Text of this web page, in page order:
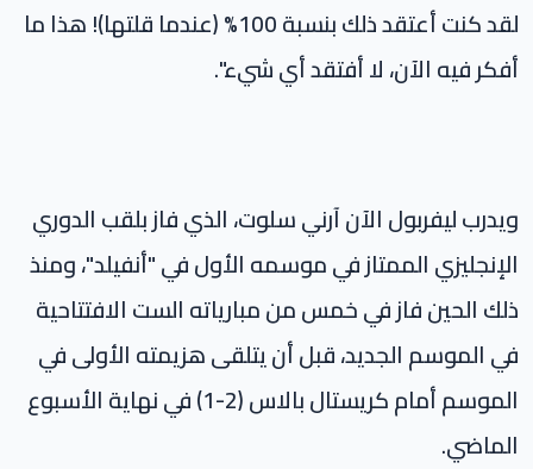
لقد كنت أعتقد ذلك بنسبة 100% (عندما قلتها)! هذا ما
أفكر فيه الآن، لا أفتقد أي شيء".
ويدرب ليفربول الآن آرني سلوت، الذي فاز بلقب الدوري
الإنجليزي الممتاز في موسمه الأول في "أنفيلد"، ومنذ
ذلك الحين فاز في خمس من مبارياته الست الافتتاحية
في الموسم الجديد، قبل أن يتلقى هزيمته الأولى في
الموسم أمام كريستال بالاس (2-1) في نهاية الأسبوع
الماضي.